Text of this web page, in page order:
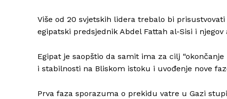
Više od 20 svjetskih lidera trebalo bi
egipatski predsjednik Abdel Fattah al-Sisi i
Egipat je saopštio da samit ima za cilj
i stabilnosti na Bliskom istoku i uvođenje nove
Prva faza sporazuma o prekidu vatre u Gazi